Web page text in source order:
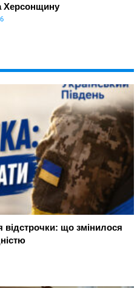
Херсонщину
що змінилося